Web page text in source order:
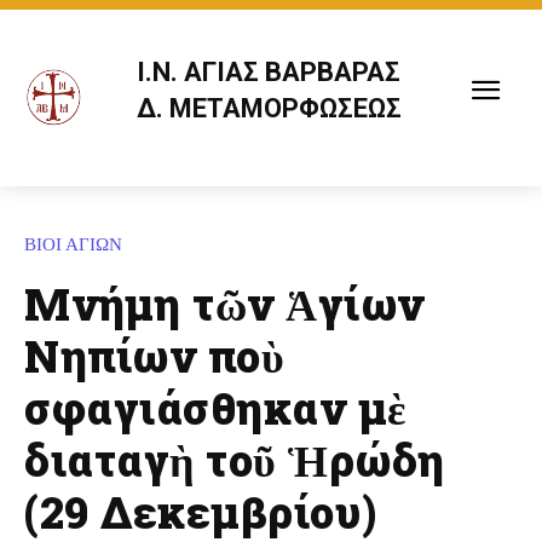
Ι.Ν. ΑΓΙΑΣ ΒΑΡΒΑΡΑΣ
Δ. ΜΕΤΑΜΟΡΦΩΣΕΩΣ
ΒΙΟΙ ΑΓΙΩΝ
Μνήμη τῶν Ἁγίων
Νηπίων ποὺ
σφαγιάσθηκαν μὲ
διαταγὴ τοῦ Ἡρώδη
(29 Δεκεμβρίου)